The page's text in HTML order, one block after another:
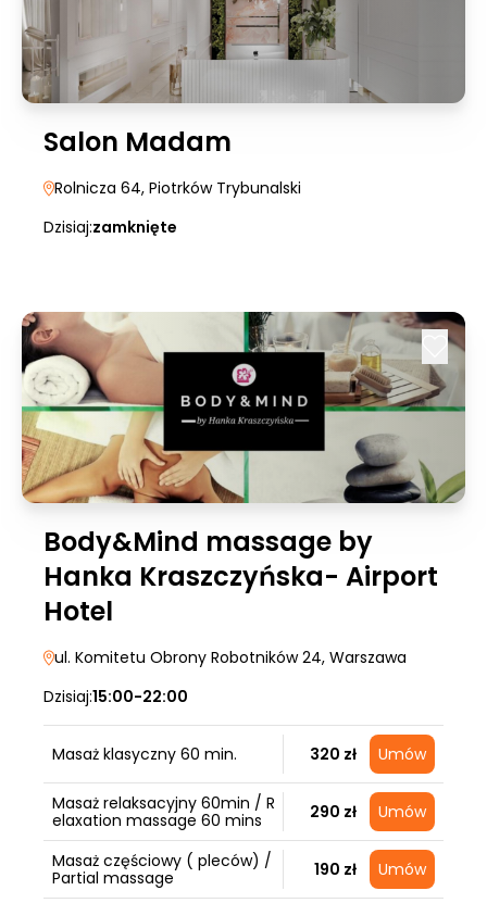
Salon Madam
Rolnicza 64, Piotrków Trybunalski
Dzisiaj:zamknięte
Body&Mind massage by
Hanka Kraszczyńska- Airport
Hotel
ul. Komitetu Obrony Robotników 24, Warszawa
Dzisiaj:15:00-22:00
Masaż klasyczny 60 min. 320 zł Umów
Masaż relaksacyjny 60min / R
elaxation massage 60 mins
290 zł Umów
Masaż częściowy ( pleców) /
Partial massage
190 zł Umów